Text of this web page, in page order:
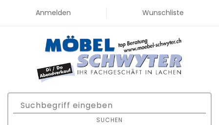
Anmelden Wunschliste
SUCHEN